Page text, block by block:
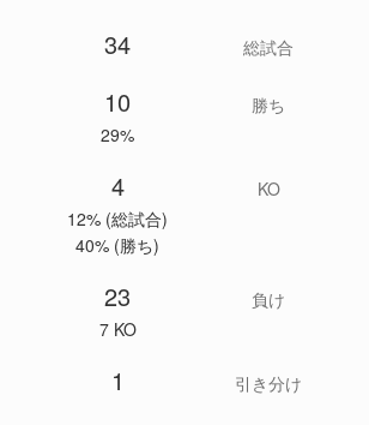
34 総試合
10
29%
勝ち
4
12% (総試合)
40% (勝ち)
KO
23
7 KO
負け
1 引き分け